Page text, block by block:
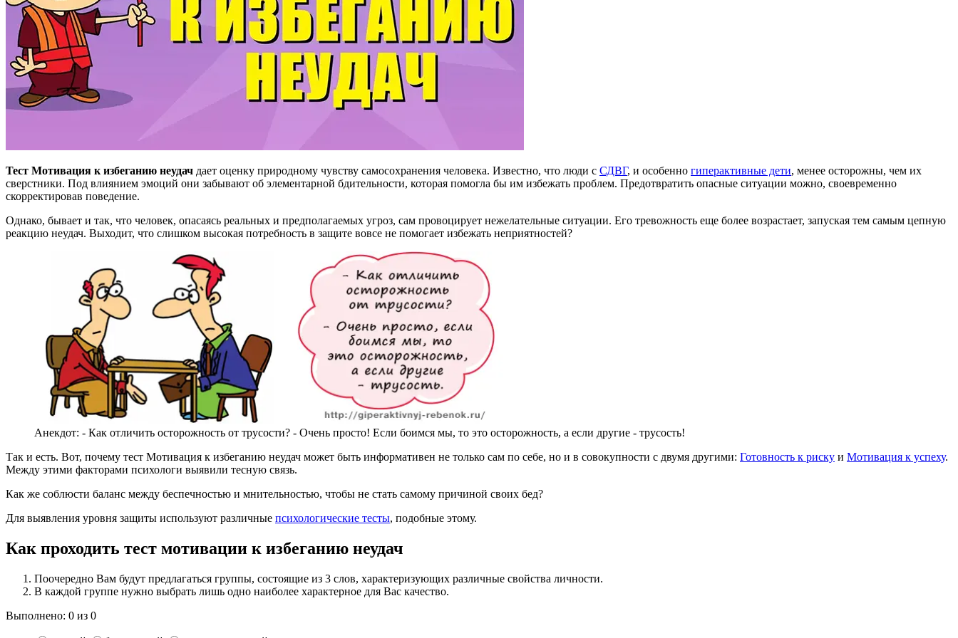
Тест Мотивация к избеганию неудач дает оценку природному чувству самосохранения человека. Известно, что люди с СДВГ, и особенно гиперактивные дети, менее осторожны, чем их
сверстники. Под влиянием эмоций они забывают об элементарной бдительности, которая помогла бы им избежать проблем. Предотвратить опасные ситуации можно, своевременно
скорректировав поведение.
Однако, бывает и так, что человек, опасаясь реальных и предполагаемых угроз, сам провоцирует нежелательные ситуации. Его тревожность еще более возрастает, запуская тем самым цепную
реакцию неудач. Выходит, что слишком высокая потребность в защите вовсе не помогает избежать неприятностей?
Анекдот: - Как отличить осторожность от трусости? - Очень просто! Если боимся мы, то это осторожность, а если другие - трусость!
Так и есть. Вот, почему тест Мотивация к избеганию неудач может быть информативен не только сам по себе, но и в совокупности с двумя другими: Готовность к риску и Мотивация к успеху.
Между этими факторами психологи выявили тесную связь.
Как же соблюсти баланс между беспечностью и мнительностью, чтобы не стать самому причиной своих бед?
Для выявления уровня защиты используют различные психологические тесты, подобные этому.
Как проходить тест мотивации к избеганию неудач
Поочередно Вам будут предлагаться группы, состоящие из 3 слов, характеризующих различные свойства личности.
В каждой группе нужно выбрать лишь одно наиболее характерное для Вас качество.
Выполнено: 0 из 0